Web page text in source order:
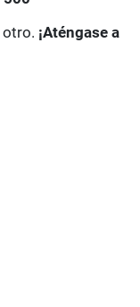
otro. ¡Aténgase a